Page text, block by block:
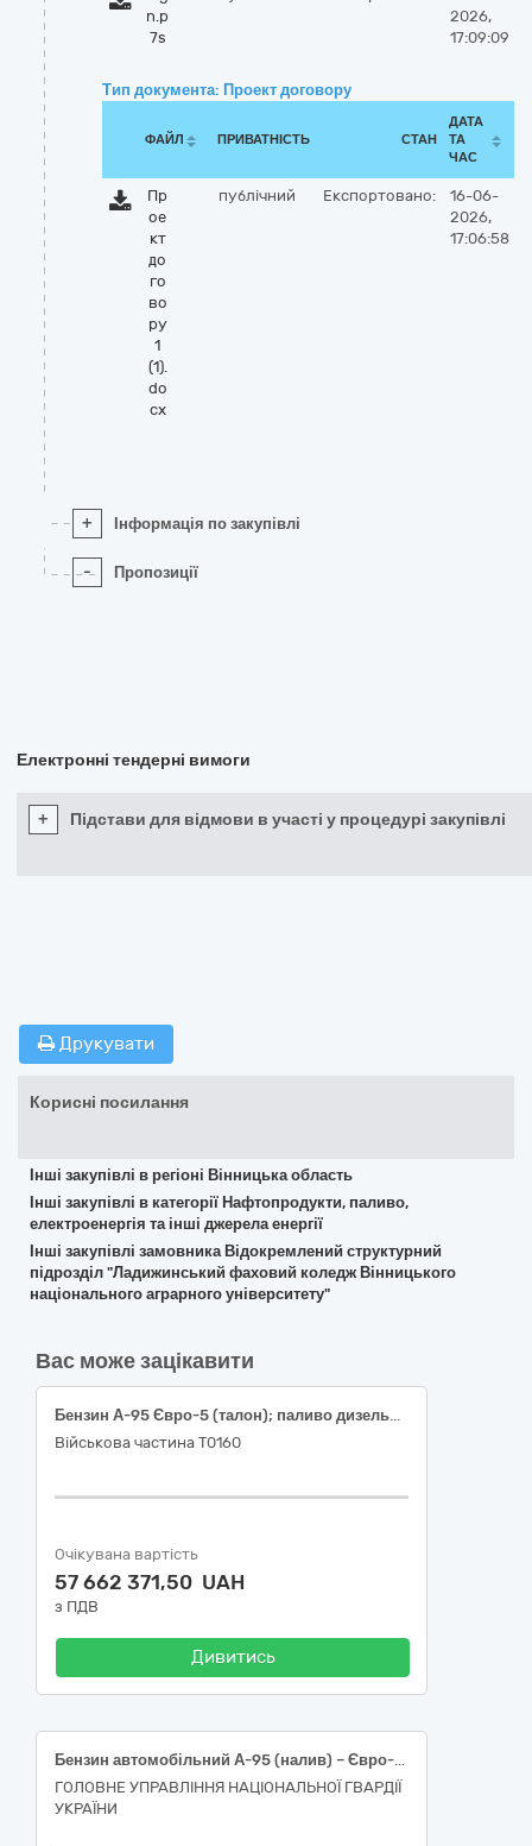
n.p
7s
2026,
17:09:09
Тип документа: Проект договору
ФАЙЛ ПРИВАТНІСТЬ СТАН
ДАТА
ТА
ЧАС
Пр
ое
кт
до
го
во
ру
1
(1).
do
cx
публічний Експортовано:
16-06-
2026,
17:06:58
+ Інформація по закупівлі
- Пропозиції
Електронні тендерні вимоги
+ Підстави для відмови в участі у процедурі закупівлі
Друкувати
Корисні посилання
Інші закупівлі в регіоні Вінницька область
Інші закупівлі в категорії Нафтопродукти, паливо,
електроенергія та інші джерела енергії
Інші закупівлі замовника Відокремлений структурний
підрозділ "Ладижинський фаховий коледж Вінницького
національного аграрного університету"
Вас може зацікавити
Бензин А-95 Євро-5 (талон); паливо дизельне ДП Євро-5 (талон)
Військова частина Т0160
Очікувана вартість
57 662 371,50 UAH
з ПДВ
Дивитись
Бензин автомобільний А-95 (налив) – Євро-5 – Е5 (Е0, Е7, Е10)
ГОЛОВНЕ УПРАВЛІННЯ НАЦІОНАЛЬНОЇ ГВАРДІЇ
УКРАЇНИ